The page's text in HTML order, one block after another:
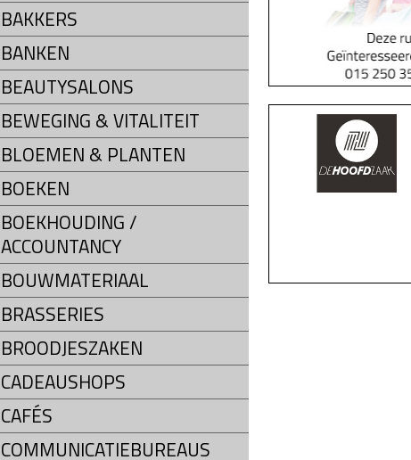
BAKKERS
BANKEN
BEAUTYSALONS
BEWEGING & VITALITEIT
BLOEMEN & PLANTEN
BOEKEN
BOEKHOUDING /
ACCOUNTANCY
BOUWMATERIAAL
BRASSERIES
BROODJESZAKEN
CADEAUSHOPS
CAFÉS
COMMUNICATIEBUREAUS